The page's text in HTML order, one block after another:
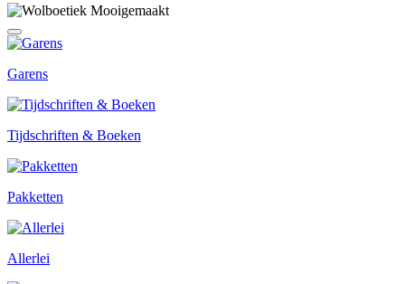
Garens
Tijdschriften & Boeken
Pakketten
Allerlei